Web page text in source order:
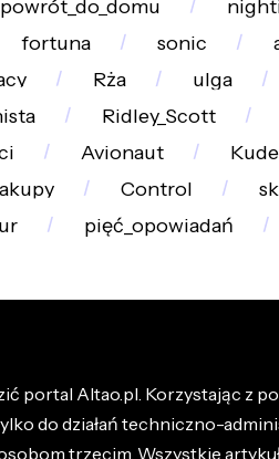
powrót_do_domu
fortuna sonic
Rża ulga
Ridley_Scott
Avionaut
Control
pięć_opowiadań
portal Altao.pl. Korzystając z
do działań techniczno-
trzecim. Wszystkie